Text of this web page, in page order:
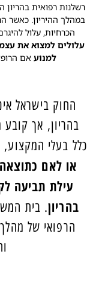
רשלנות רפואית בהריון
במהלך ההיריון. כאשר
הכרחיות, עלול
עלולים למצוא את
למנוע אם
החוק בישראל
בהריון, אך קובע
כלל בעלי המקצוע,
או לאם
עילת תביעה
בהריון. בית
הרפואי של